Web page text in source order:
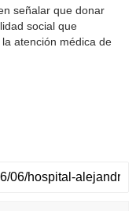
señalar que donar
social que
atención médica de